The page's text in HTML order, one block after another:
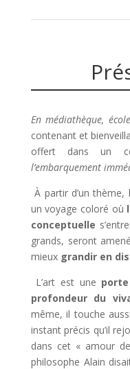
En médiathèque,
contenant et
offert dans un
l’embarquement
À partir d’un
un voyage coloré où
conceptuelle
grands, seront
mieux grandir en
L’art est une
profondeur du
même, il touche
instant précis qu’il
dans cet « amour
philosophe Alain